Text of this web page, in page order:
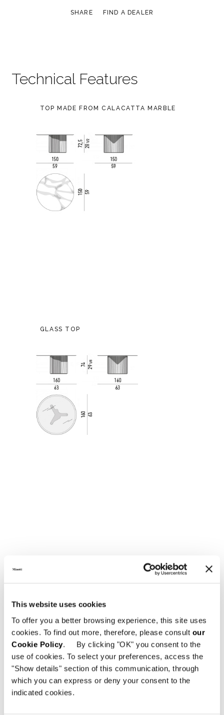
This website uses cookies
To offer you a better browsing experience, this site uses
cookies. To find out more, therefore, please consult our
Cookie Policy. By clicking "OK" you consent to the
use of cookies. To select your preferences, access the
"Show details" section of this communication, through
which you can express or deny your consent to the
indicated cookies.
SHARE FIND A DEALER
Technical Features
TOP MADE FROM CALACATTA MARBLE
GLASS TOP